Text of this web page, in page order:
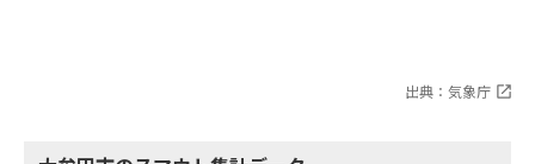
出典：気象庁